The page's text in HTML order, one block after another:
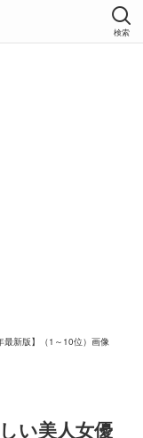
検索
最新版】（1～10位）画像
い美人女優